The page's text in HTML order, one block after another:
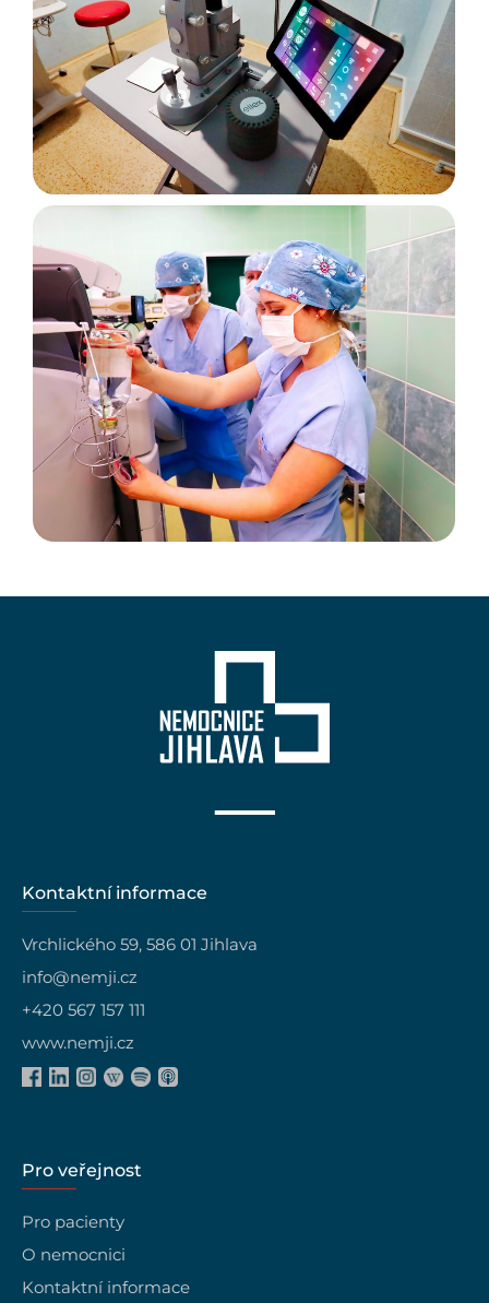
Kontaktní informace
Vrchlického 59, 586 01 Jihlava
info@nemji.cz
+420 567 157 111
www.nemji.cz
Pro veřejnost
Pro pacienty
O nemocnici
Kontaktní informace